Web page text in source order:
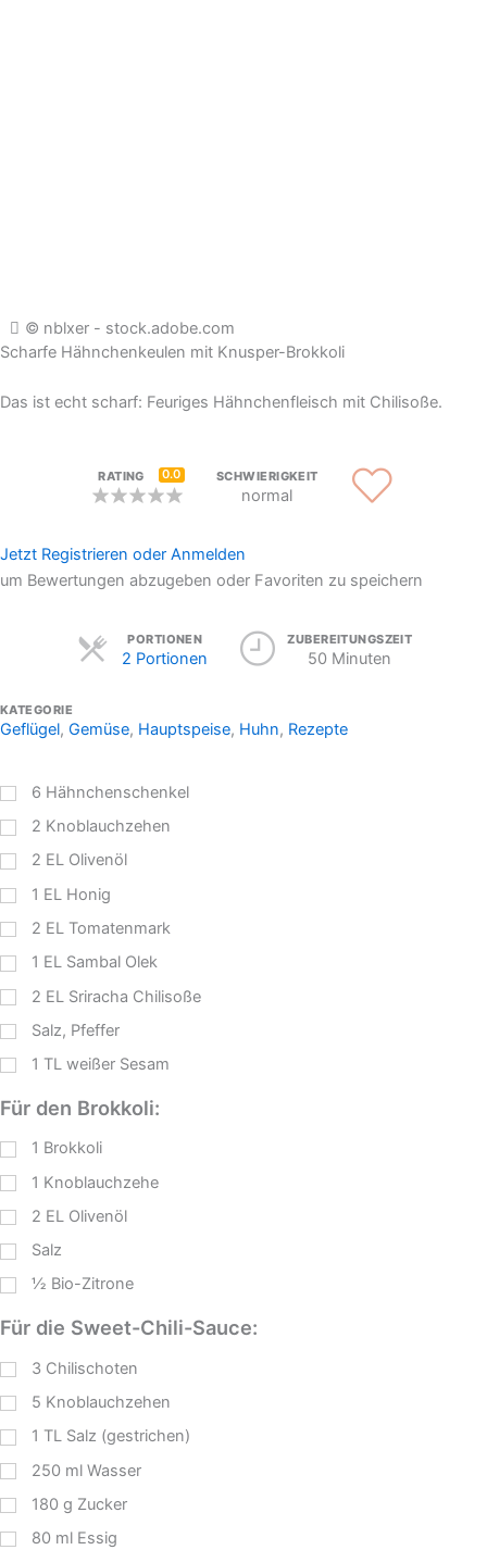
© nblxer - stock.adobe.com
Scharfe Hähnchenkeulen mit Knusper-Brokkoli
Das ist echt scharf: Feuriges Hähnchenfleisch mit Chilisoße.
RATING 0.0 SCHWIERIGKEIT
normal
Jetzt Registrieren oder Anmelden
um Bewertungen abzugeben oder Favoriten zu speichern
PORTIONEN
2 Portionen
Servings ZUBEREITUNGSZEIT
50 Minuten
KATEGORIE
Geflügel, Gemüse, Hauptspeise, Huhn, Rezepte
6 Hähnchenschenkel
2 Knoblauchzehen
2 EL Olivenöl
1 EL Honig
2 EL Tomatenmark
1 EL Sambal Olek
2 EL Sriracha Chilisoße
Salz, Pfeffer
1 TL weißer Sesam
Für den Brokkoli:
1 Brokkoli
1 Knoblauchzehe
2 EL Olivenöl
Salz
½ Bio-Zitrone
Für die Sweet-Chili-Sauce:
3 Chilischoten
5 Knoblauchzehen
1 TL Salz (gestrichen)
250 ml Wasser
180 g Zucker
80 ml Essig